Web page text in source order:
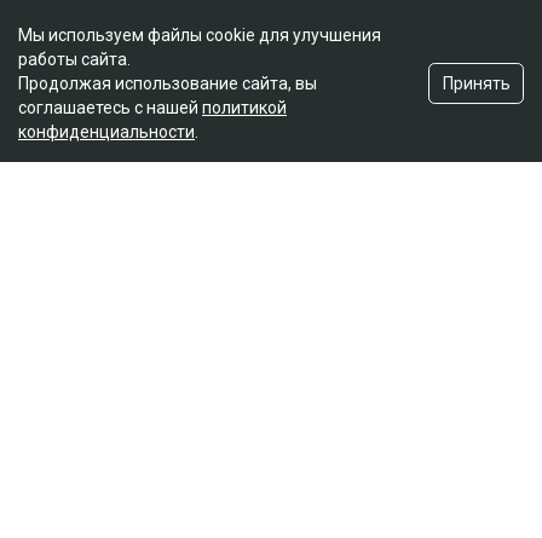
Мы используем файлы cookie для улучшения
работы сайта.
Продолжая использование сайта, вы
соглашаетесь с нашей политикой
конфиденциальности
Принять